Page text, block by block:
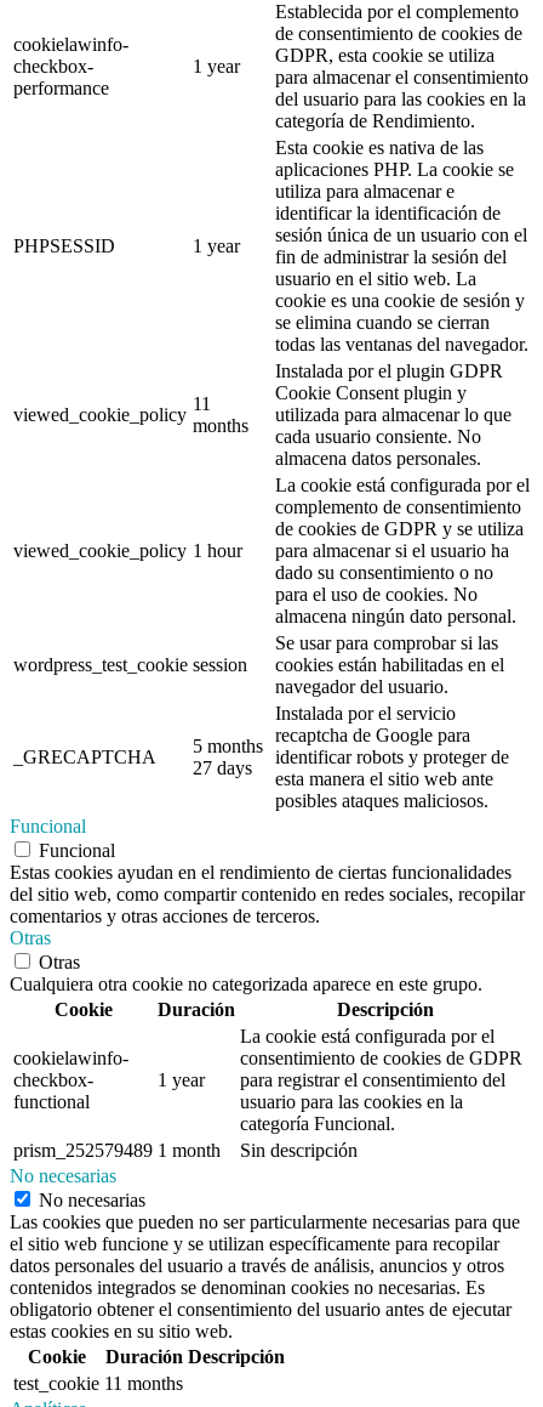
cookielawinfo-
checkbox-
performance
1 year
Establecida por el complemento
de consentimiento de cookies de
GDPR, esta cookie se utiliza
para almacenar el consentimiento
del usuario para las cookies en la
categoría de Rendimiento.
PHPSESSID 1 year
Esta cookie es nativa de las
aplicaciones PHP. La cookie se
utiliza para almacenar e
identificar la identificación de
sesión única de un usuario con el
fin de administrar la sesión del
usuario en el sitio web. La
cookie es una cookie de sesión y
se elimina cuando se cierran
todas las ventanas del navegador.
viewed_cookie_policy
11
months
Instalada por el plugin GDPR
Cookie Consent plugin y
utilizada para almacenar lo que
cada usuario consiente. No
almacena datos personales.
viewed_cookie_policy 1 hour
La cookie está configurada por el
complemento de consentimiento
de cookies de GDPR y se utiliza
para almacenar si el usuario ha
dado su consentimiento o no
para el uso de cookies. No
almacena ningún dato personal.
wordpress_test_cookie session
Se usar para comprobar si las
cookies están habilitadas en el
navegador del usuario.
_GRECAPTCHA
5 months
27 days
Instalada por el servicio
recaptcha de Google para
identificar robots y proteger de
esta manera el sitio web ante
posibles ataques maliciosos.
Funcional
Funcional
Estas cookies ayudan en el rendimiento de ciertas funcionalidades
del sitio web, como compartir contenido en redes sociales, recopilar
comentarios y otras acciones de terceros.
Otras
Otras
Cualquiera otra cookie no categorizada aparece en este grupo.
Cookie
Duración Descripción
cookielawinfo-
checkbox-
functional
1 year
La cookie está configurada por el
consentimiento de cookies de GDPR
para registrar el consentimiento del
usuario para las cookies en la
categoría Funcional.
prism_252579489 1 month
Sin descripción
No necesarias
No necesarias
Las cookies que pueden no ser particularmente necesarias para que
el sitio web funcione y se utilizan específicamente para recopilar
datos personales del usuario a través de análisis, anuncios y otros
contenidos integrados se denominan cookies no necesarias. Es
obligatorio obtener el consentimiento del usuario antes de ejecutar
estas cookies en su sitio web.
Cookie
Duración Descripción
test_cookie 11 months